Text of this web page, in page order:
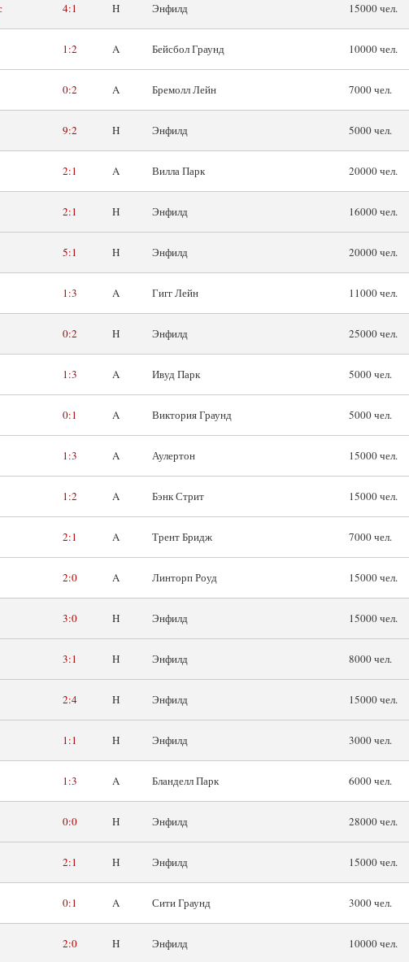
4:1 H Энфилд 15000 чел.
1:2 A Бейсбол Граунд 10000 чел.
0:2 A Бремолл Лейн 7000 чел.
9:2 H Энфилд 5000 чел.
2:1 A Вилла Парк 20000 чел.
2:1 H Энфилд 16000 чел.
5:1 H Энфилд 20000 чел.
1:3 A Гигг Лейн 11000 чел.
0:2 H Энфилд 25000 чел.
1:3 A Ивуд Парк 5000 чел.
0:1 A Виктория Граунд 5000 чел.
1:3 A Аулертон 15000 чел.
1:2 A Бэнк Стрит 15000 чел.
2:1 A Трент Бридж 7000 чел.
2:0 A Линторп Роуд 15000 чел.
3:0 H Энфилд 15000 чел.
3:1 H Энфилд 8000 чел.
2:4 H Энфилд 15000 чел.
1:1 H Энфилд 3000 чел.
1:3 A Бланделл Парк 6000 чел.
0:0 H Энфилд 28000 чел.
2:1 H Энфилд 15000 чел.
0:1 A Сити Граунд 3000 чел.
2:0 H Энфилд 10000 чел.